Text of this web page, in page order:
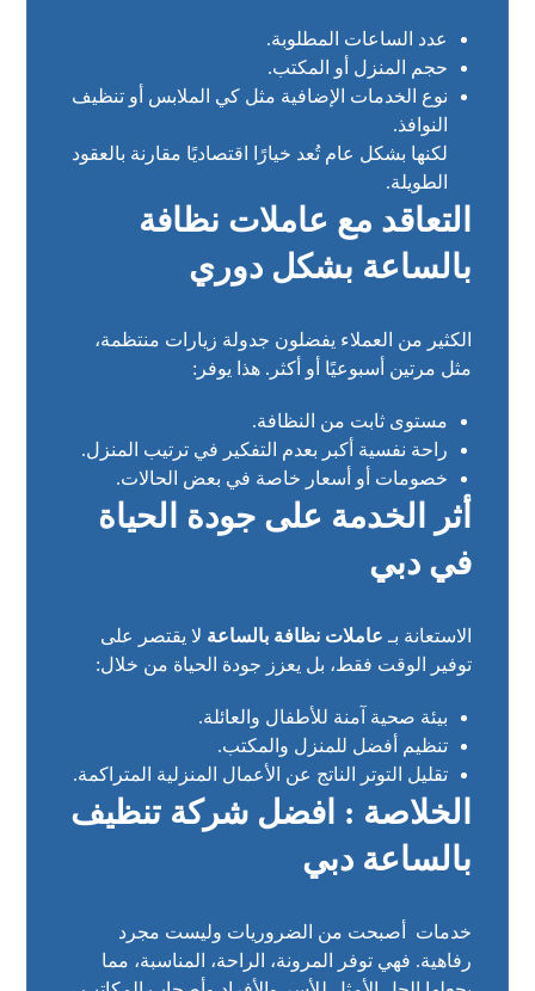
عدد الساعات المطلوبة.
حجم المنزل أو المكتب.
نوع الخدمات الإضافية مثل كي الملابس أو تنظيف
النوافذ.
لكنها بشكل عام تُعد خيارًا اقتصاديًا مقارنة بالعقود
الطويلة.
التعاقد مع عاملات نظافة
بالساعة بشكل دوري
الكثير من العملاء يفضلون جدولة زيارات منتظمة،
مثل مرتين أسبوعيًا أو أكثر. هذا يوفر:
مستوى ثابت من النظافة.
راحة نفسية أكبر بعدم التفكير في ترتيب المنزل.
خصومات أو أسعار خاصة في بعض الحالات.
أثر الخدمة على جودة الحياة
في دبي
الاستعانة بـ عاملات نظافة بالساعة لا يقتصر على
توفير الوقت فقط، بل يعزز جودة الحياة من خلال:
بيئة صحية آمنة للأطفال والعائلة.
تنظيم أفضل للمنزل والمكتب.
تقليل التوتر الناتج عن الأعمال المنزلية المتراكمة.
الخلاصة : افضل شركة تنظيف
بالساعة دبي
خدمات أصبحت من الضروريات وليست مجرد
رفاهية. فهي توفر المرونة، الراحة، المناسبة، مما